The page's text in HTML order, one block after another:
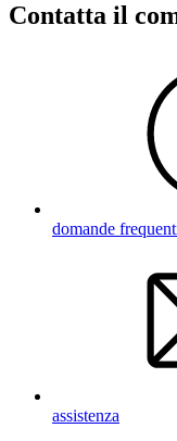
Contatta il
domande
assistenza